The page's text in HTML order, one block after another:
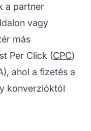
a partner
vagy
más
Per Click (CPC)
ahol a fizetés a
konverzióktól